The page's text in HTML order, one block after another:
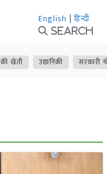
English | हिन्दी
Search
खेती उद्यानिकी सरकारी